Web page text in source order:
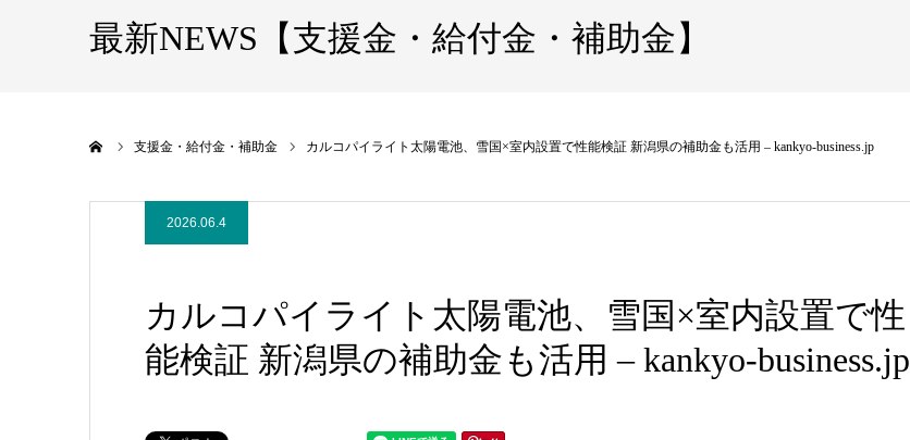
最新NEWS【支援金・給付金・補助金】
支援金・給付金・補助金 カルコパイライト太陽電池、雪国×室内設置で性能検証 新潟県の補助金も活用 – kankyo-business.jp
2026.06.4
カルコパイライト太陽電池、雪国×室内設置で性
能検証 新潟県の補助金も活用 – kankyo-business.jp